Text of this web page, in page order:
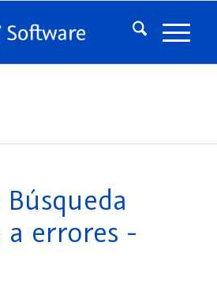
errores -